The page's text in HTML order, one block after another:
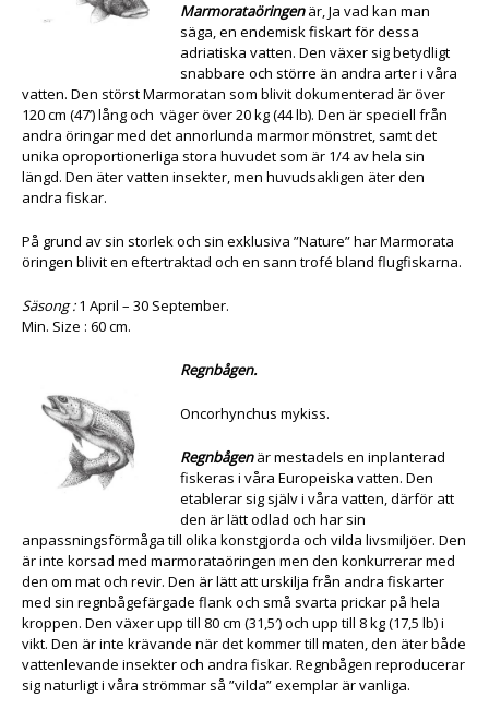
Marmorataöringenär, Ja vad kan man
säga, en endemisk fiskart för dessa
adriatiska vatten. Den växer sig betydligt
snabbare och större än andra arter i våra
vatten. Den störst Marmoratan som blivit dokumenterad är över
120 cm (47’) lång och väger över 20 kg (44 lb). Den är speciell från
andra öringar med det annorlunda marmor mönstret, samt det
unika oproportionerliga stora huvudet som är 1/4 av hela sin
längd. Den äter vatten insekter, men huvudsakligen äter den
andra fiskar.
På grund av sin storlek och sin exklusiva ”Nature” har Marmorata
öringen blivit en eftertraktad och en sann trofé bland flugfiskarna.
Säsong :1 April – 30 September.
Min. Size : 60 cm.
Regnbågen.
Oncorhynchus mykiss.
Regnbågenär mestadels en inplanterad
fiskeras i våra Europeiska vatten. Den
etablerar sig själv i våra vatten, därför att
den är lätt odlad och har sin
anpassningsförmåga till olika konstgjorda och vilda livsmiljöer. Den
är inte korsad med marmorataöringen men den konkurrerar med
den om mat och revir. Den är lätt att urskilja från andra fiskarter
med sin regnbågefärgade flank och små svarta prickar på hela
kroppen. Den växer upp till 80 cm (31,5′) och upp till 8 kg (17,5 lb) i
vikt. Den är inte krävande när det kommer till maten, den äter både
vattenlevande insekter och andra fiskar. Regnbågen reproducerar
sig naturligt i våra strömmar så ”vilda” exemplar är vanliga.